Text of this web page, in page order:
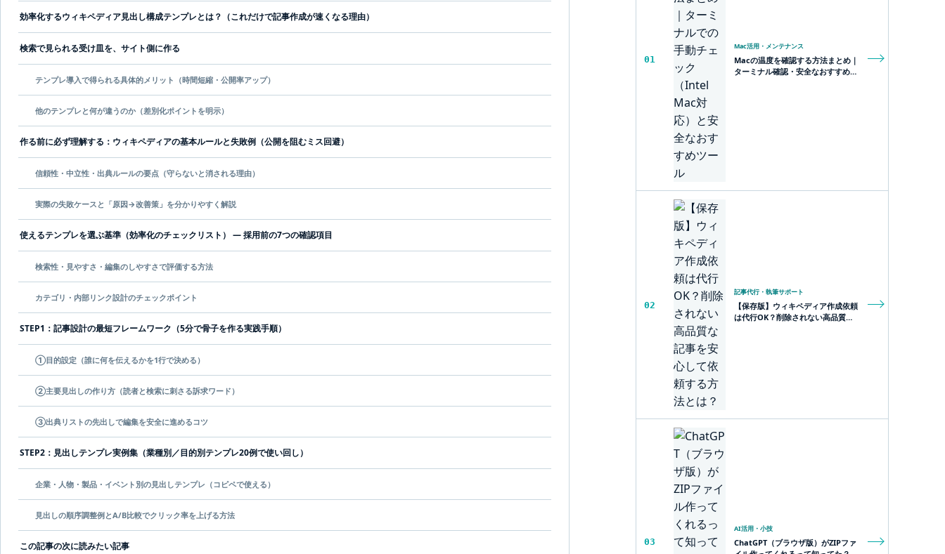
効率化するウィキペディア見出し構成テンプレとは？（これだけで記事作成が速くなる理由）
検索で見られる受け皿を、サイト側に作る
テンプレ導入で得られる具体的メリット（時間短縮・公開率アップ）
他のテンプレと何が違うのか（差別化ポイントを明示）
作る前に必ず理解する：ウィキペディアの基本ルールと失敗例（公開を阻むミス回避）
信頼性・中立性・出典ルールの要点（守らないと消される理由）
実際の失敗ケースと「原因→改善策」を分かりやすく解説
使えるテンプレを選ぶ基準（効率化のチェックリスト） — 採用前の7つの確認項目
検索性・見やすさ・編集のしやすさで評価する方法
カテゴリ・内部リンク設計のチェックポイント
STEP1：記事設計の最短フレームワーク（5分で骨子を作る実践手順）
①目的設定（誰に何を伝えるかを1行で決める）
②主要見出しの作り方（読者と検索に刺さる訴求ワード）
③出典リストの先出しで編集を安全に進めるコツ
STEP2：見出しテンプレ実例集（業種別／目的別テンプレ20例で使い回し）
企業・人物・製品・イベント別の見出しテンプレ（コピペで使える）
見出しの順序調整例とA/B比較でクリック率を上げる方法
この記事の次に読みたい記事
01
Mac活用・メンテナンス
Macの温度を確認する方法まとめ｜
ターミナル確認・安全なおすすめツ
02
記事代行・執筆サポート
【保存版】ウィキペディア作成依頼
は代行OK？削除されない高品質な
03
AI活用・小技
ChatGPT（ブラウザ版）がZIPファ